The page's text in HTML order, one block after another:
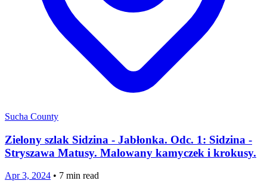
Sucha County
Zielony szlak Sidzina - Jabłonka. Odc. 1: Sidzina -
Stryszawa Matusy. Malowany kamyczek i krokusy.
Apr 3, 2024 • 7 min read